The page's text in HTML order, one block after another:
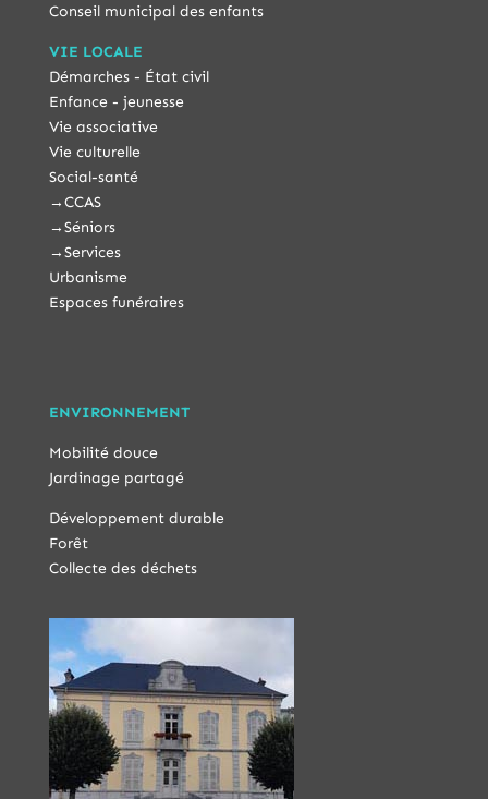
Conseil municipal des enfants
VIE LOCALE
Démarches - État civil
Enfance - jeunesse
Vie associative
Vie culturelle
Social-santé
→CCAS
→Séniors
→Services
Urbanisme
Espaces funéraires
ENVIRONNEMENT
Mobilité douce
Jardinage partagé
Développement durable
Forêt
Collecte des déchets